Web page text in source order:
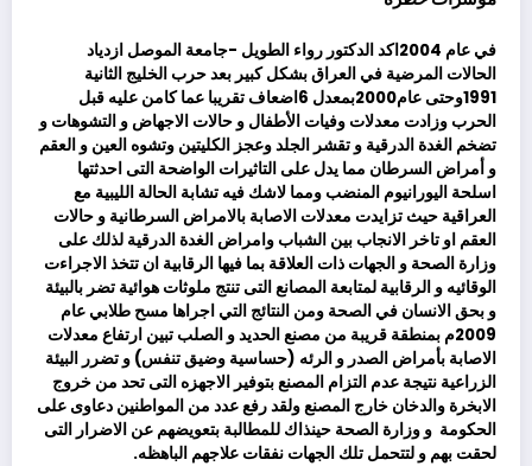
في عام 2004اكد الدكتور رواء الطويل -جامعة الموصل ازدياد
الحالات المرضية في العراق بشكل كبير بعد حرب الخليج الثانية
1991وحتى عام2000بمعدل 6اضعاف تقريبا عما كامن عليه قبل
الحرب وزادت معدلات وفيات الأطفال و حالات الاجهاض و التشوهات و
تضخم الغدة الدرقية و تقشر الجلد وعجز الكليتين وتشوه العين و العقم
و أمراض السرطان مما يدل على التاثيرات الواضحة التى احدثتها
اسلحة اليورانيوم المنضب ومما لاشك فيه تشابة الحالة الليبية مع
العراقية حيث تزايدت معدلات الاصابة بالامراض السرطانية و حالات
العقم او تاخر الانجاب بين الشباب وامراض الغدة الدرقية لذلك على
وزارة الصحة و الجهات ذات العلاقة بما فيها الرقابية ان تتخذ الاجراءت
الوقائيه و الرقابية لمتابعة المصانع التى تنتج ملوثات هوائية تضر بالبيئة
و بحق الانسان في الصحة ومن النتائج التي اجراها مسح طلابي عام
2009م بمنطقة قريبة من مصنع الحديد و الصلب تبين ارتفاع معدلات
الاصابة بأمراض الصدر و الرئه (حساسية وضيق تنفس) و تضرر البيئة
الزراعية نتيجة عدم التزام المصنع بتوفير الاجهزه التى تحد من خروج
الابخرة والدخان خارج المصنع ولقد رفع عدد من المواطنين دعاوى على
الحكومة و وزارة الصحة حينذاك للمطالبة بتعويضهم عن الاضرار التى
لحقت بهم و لتتحمل تلك الجهات نفقات علاجهم الباهظه.